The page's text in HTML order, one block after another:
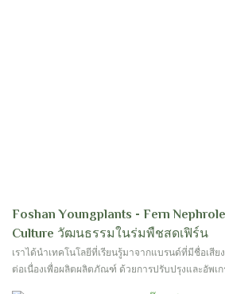
Foshan Youngplants - Fern
Culture วัฒนธรรมในร่มพืชสดเฟิร์น
เราได้นำเทคโนโลยีที่เรียนรู้มาจากแบรนด์ที่มีชื่อเสี
ต่อเนื่องเพื่อผลิตผลิตภัณฑ์ ด้วยการปรับปรุงและอัพ